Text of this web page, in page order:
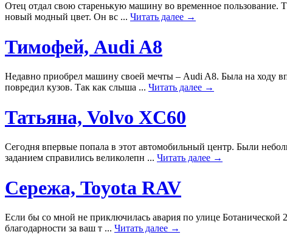
Отец отдал свою старенькую машину во временное пользование.
новый модный цвет. Он вс ... Читать далее →
Тимофей, Audi A8
Недавно приобрел машину своей мечты – Audi A8. Была на ходу
повредил кузов. Так как слыша ... Читать далее →
Татьяна, Volvo XC60
Сегодня впервые попала в этот автомобильный центр. Были
заданием справились великолепн ... Читать далее →
Сережа, Toyota RAV
Если бы со мной не приключилась авария по улице Ботанической
благодарности за ваш т ... Читать далее →